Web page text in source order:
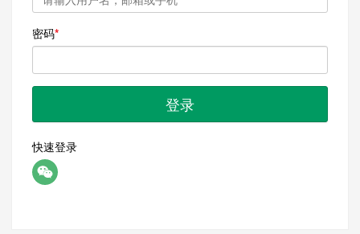
密码
登录
快速登录